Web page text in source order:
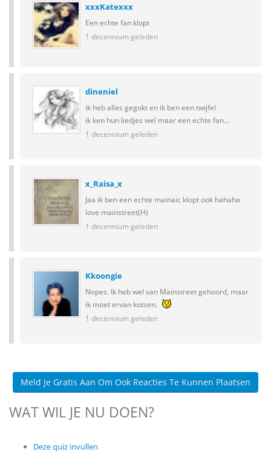
xxxKatexxx
Een echte fan klopt
1 decennium geleden
dineniel
ik heb alles gegokt en ik ben een twijfel
ik ken hun liedjes wel maar een echte fan...
1 decennium geleden
x_Raisa_x
Jaa ik ben een echte mainaic klopt ook hahaha
love mainstreet(H)
1 decennium geleden
Kkoongie
Nopes. Ik heb wel van Mainstreet gehoord, maar
ik moet ervan kotsen.
1 decennium geleden
Meld Je Gratis Aan Om Ook Reacties Te Kunnen Plaatsen
WAT WIL JE NU DOEN?
Deze quiz invullen